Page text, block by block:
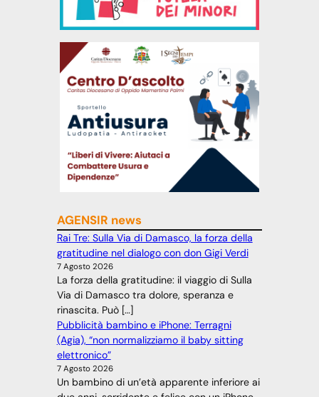
AGENSIR news
Rai Tre: Sulla Via di Damasco, la forza della
gratitudine nel dialogo con don Gigi Verdi
7 Agosto 2026
La forza della gratitudine: il viaggio di Sulla
Via di Damasco tra dolore, speranza e
rinascita. Può […]
Pubblicità bambino e iPhone: Terragni
(Agia), “non normalizziamo il baby sitting
elettronico”
7 Agosto 2026
Un bambino di un’età apparente inferiore ai